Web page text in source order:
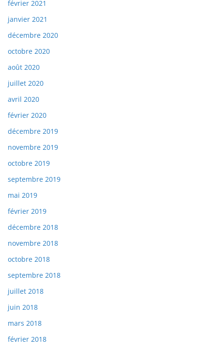
février 2021
janvier 2021
décembre 2020
octobre 2020
août 2020
juillet 2020
avril 2020
février 2020
décembre 2019
novembre 2019
octobre 2019
septembre 2019
mai 2019
février 2019
décembre 2018
novembre 2018
octobre 2018
septembre 2018
juillet 2018
juin 2018
mars 2018
février 2018